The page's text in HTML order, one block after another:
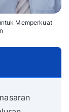
Memperkuat